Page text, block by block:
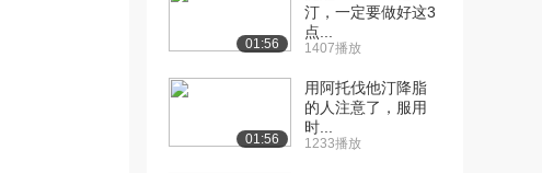
01:56
汀，一定要做好这3
点...
1407播放
01:56
用阿托伐他汀降脂
的人注意了，服用
时...
1233播放